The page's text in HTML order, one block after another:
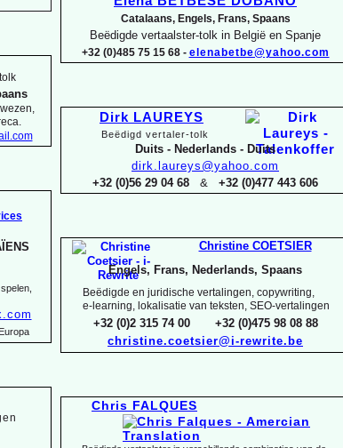
Catalaans, Engels, Frans, Spaans
Beëdigde vertaalster-tolk in België en Spanje
+32 (0)485 75 15 68 - elenabetbe@yahoo.com
Dirk LAUREYS
Beëdigd vertaler-tolk
Duits - Nederlands - Duits
dirk.laureys@yahoo.com
+32 (0)56 29 04 68 & +32 (0)477 443 606
Christine COETSIER
Engels, Frans, Nederlands, Spaans
Beëdigde en juridische vertalingen, copywriting,
e- learning, lokalisatie van teksten, SEO-vertalingen
+32 (0)2 315 74 00 +32 (0)475 98 08 88
christine.coetsier@i-rewrite.be
Chris FALQUES
tolk